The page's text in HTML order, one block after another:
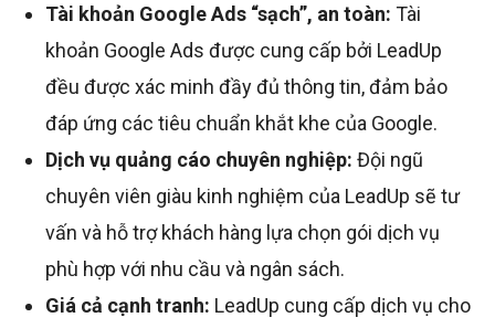
Tài khoản Google Ads “sạch”, an toàn: Tài
khoản Google Ads được cung cấp bởi LeadUp
đều được xác minh đầy đủ thông tin, đảm bảo
đáp ứng các tiêu chuẩn khắt khe của Google.
Dịch vụ quảng cáo chuyên nghiệp: Đội ngũ
chuyên viên giàu kinh nghiệm của LeadUp sẽ tư
vấn và hỗ trợ khách hàng lựa chọn gói dịch vụ
phù hợp với nhu cầu và ngân sách.
Giá cả cạnh tranh: LeadUp cung cấp dịch vụ cho